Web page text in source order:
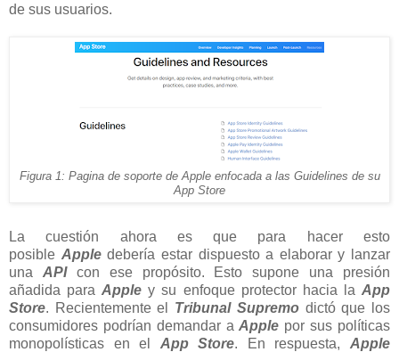
de sus usuarios.
Figura 1: Pagina de soporte de Apple enfocada a las Guidelines de su
App Store
La cuestión ahora es que para hacer esto
posible Appledebería estar dispuesto a elaborar y lanzar
una API con ese propósito. Esto supone una presión
añadida paraAppley su enfoque protector hacia laApp
Store. Recientemente el Tribunal Supremodictó que los
consumidores podrían demandar aApple por sus políticas
monopolísticas en el App Store. En respuesta,Apple